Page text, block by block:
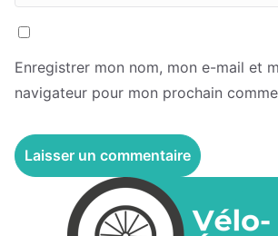
Enregistrer mon nom, mon e-mail et
navigateur pour mon prochain